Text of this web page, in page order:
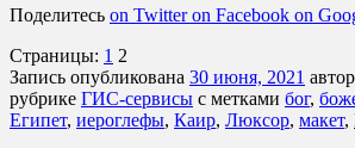
Поделитесь on Twitter on Facebook on
Страницы: 1 2
Запись опубликована 30 июня, 2021
рубрике ГИС-сервисы с метками бог,
Египет, иероглефы, Каир, Люксор, макет,